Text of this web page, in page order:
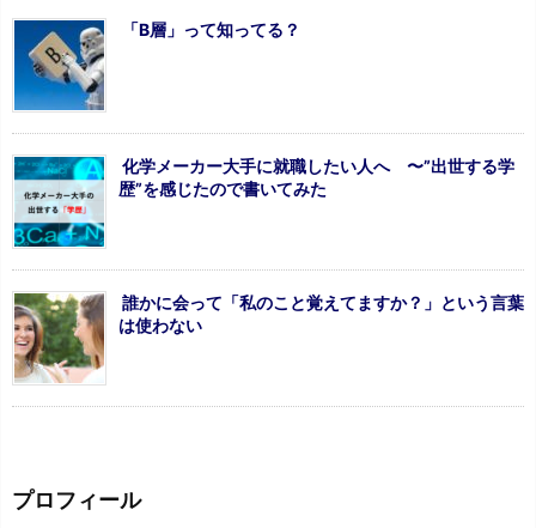
「B層」って知ってる？
化学メーカー大手に就職したい人へ 〜”出世する学
歴”を感じたので書いてみた
誰かに会って「私のこと覚えてますか？」という言葉
は使わない
プロフィール